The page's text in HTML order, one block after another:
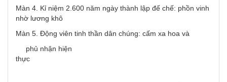
Màn 4. Kỉ niệm 2.600 năm ngày thành lập đế chế: phồn vinh
nhờ lương khô
Màn 5. Động viên tinh thần dân chúng: cấm xa hoa và
phủ nhận hiện
thực